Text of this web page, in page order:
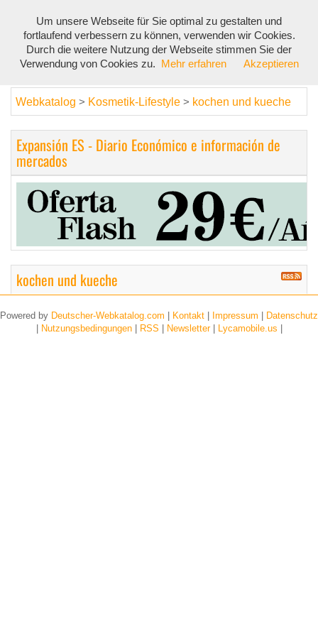
Webkatalog > Kosmetik-Lifestyle > kochen und kueche
Expansión ES - Diario Económico e información de
mercados
kochen und kueche
Powered by Deutscher-Webkatalog.com Kontakt Impressum
Datenschutz
Nutzungsbedingungen| RSS Newsletter| Lycamobile.us
Um unsere Webseite für Sie optimal zu gestalten und
fortlaufend verbessern zu können, verwenden wir Cookies.
Durch die weitere Nutzung der Webseite stimmen Sie der
Verwendung von Cookies zu.
Mehr erfahren Akzeptieren